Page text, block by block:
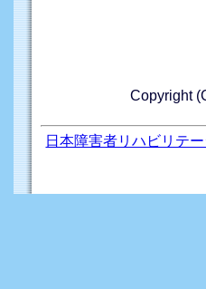
Copyright
日本障害者リハビリテ